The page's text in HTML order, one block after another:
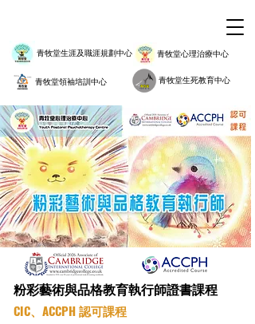
青牧堂生涯及職涯規劃中心 青牧堂心理治療中心
青牧堂領袖培訓中心 青牧堂生死教育中心
粉彩藝術與品格教育執行師證書課程
CIC、ACCPH 認可課程